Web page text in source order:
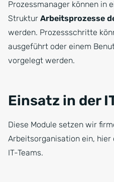
Prozessmanager können in
Struktur Arbeitsprozesse
werden. Prozessschritte
ausgeführt oder einem
vorgelegt werden.
Einsatz in der
Diese Module setzen wir
Arbeitsorganisation ein, hier
IT-Teams.